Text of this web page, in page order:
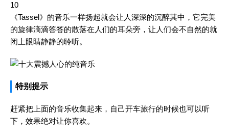
10
《Tassel》的音乐一样扬起就会让人深深的沉醉其中，它完美
的旋律滴滴答答的散落在人们的耳朵旁，让人们会不自然的就
闭上眼睛静静的聆听。
特别提示
赶紧把上面的音乐收集起来，自己开车旅行的时候也可以听
下，效果绝对让你喜欢。